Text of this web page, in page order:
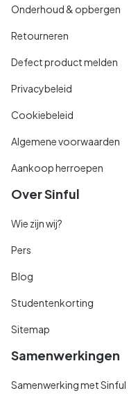
Onderhoud & opbergen
Retourneren
Defect product melden
Privacybeleid
Cookiebeleid
Algemene voorwaarden
Aankoop herroepen
Over Sinful
Wie zijn wij?
Pers
Blog
Studentenkorting
Sitemap
Samenwerkingen
Samenwerking met Sinful